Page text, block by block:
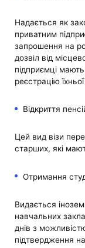
Надається як
приватним
запрошення на
дозвіл від
підприємці
реєстрацію
Відкриття
Цей вид візи
старших, які
Отримання
Видається
навчальних
днів з
підтвердження